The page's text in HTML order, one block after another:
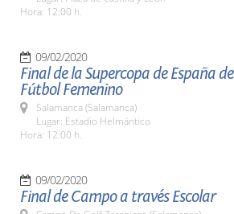
Hora: 12:00 h.
09/02/2020
Final de la Supercopa de España de
Fútbol Femenino
Salamanca (Salamanca)
Lugar: Estadio Helmántico
Hora: 12:00 h.
09/02/2020
Final de Campo a través Escolar